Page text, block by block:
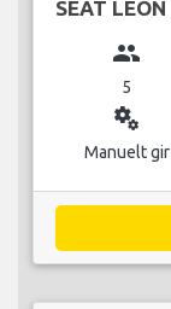
SEAT LEON
group
5
miscellaneous_services
Manuelt gir